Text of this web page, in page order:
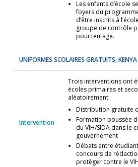
Les enfants d’école
foyers du
d’être inscrits à
groupe de contrôle
pourcentage.
UNIFORMES SCOLAIRES GRATUITS, KENYA
Intervention
Trois interventions ont
écoles primaires et
aléatoirement:
Distribution gratuite
Formation poussée
du VIH/SIDA dans le
gouvernement
Débats entre
concours de
protéger contre le